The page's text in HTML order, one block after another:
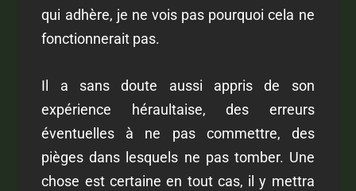
qui adhère, je ne vois pas pourquoi cela ne
fonctionnerait pas.
Il a sans doute aussi appris de son
expérience héraultaise, des erreurs
éventuelles à ne pas commettre, des
pièges dans lesquels ne pas tomber. Une
chose est certaine en tout cas, il y mettra